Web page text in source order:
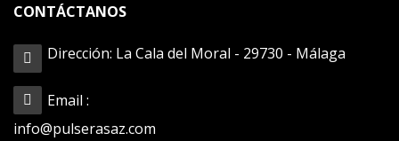
CONTÁCTANOS
Dirección: La Cala del Moral - 29730 - Málaga
Email :
info@pulserasaz.com